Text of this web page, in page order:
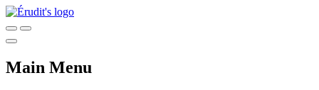
Main Menu